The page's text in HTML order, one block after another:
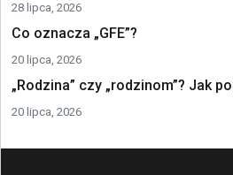
28 lipca, 2026
Co oznacza „GFE”?
20 lipca, 2026
„Rodzina” czy „rodzinom”? Jak
20 lipca, 2026